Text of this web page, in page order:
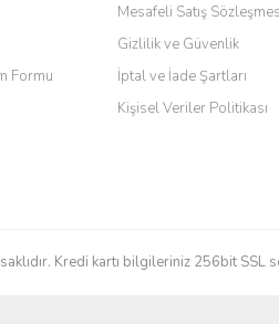
Formu
Mesafeli Satış
Gizlilik ve Güvenlik
İptal ve İade Şartları
Kişisel Veriler Politikası
Kredi kartı bilgileriniz 256bit SSL